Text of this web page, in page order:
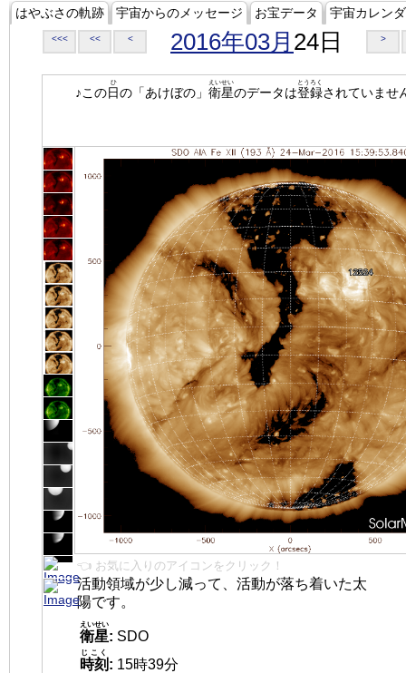
はやぶさの軌跡 宇宙からのメッセージ お宝データ 宇宙カレン
<<< << < 2016年03月 24日 >
♪この日
ひ
の「あけぼの」 衛星
えいせい
のデータは登録
とうろく
されていませ
👈 お気に入りのアイコンをクリック！
活動領域が少し減って、活動が落ち着いた太
陽です。
衛星
えいせい
: SDO
時刻
じこく
: 15時39分